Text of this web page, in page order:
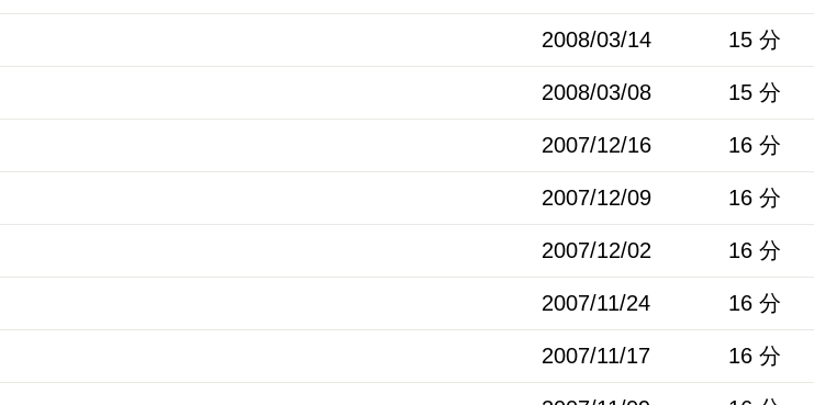
2008/03/14 15 分
2008/03/08 15 分
2007/12/16 16 分
2007/12/09 16 分
2007/12/02 16 分
2007/11/24 16 分
2007/11/17 16 分